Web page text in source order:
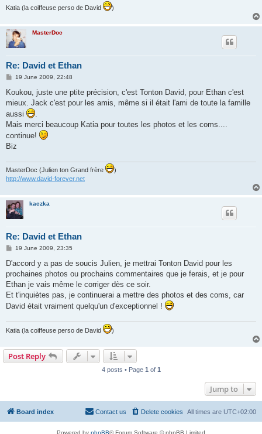
Katia (la coiffeuse perso de David )
MasterDoc
Re: David et Ethan
P
s
19 June 2009, 22:48
Koukou, juste une ptite précision, c'est Tonton David, pour Ethan c'est
mieux. Jack c'est pour les amis, même si il était l'ami de toute la famille
aussi
Mais merci beaucoup Katia pour toutes les photos et les coms....
continue!
Biz
MasterDoc (Julien ton Grand frère
)
http://www.david-forever.net
kaczka
Re: David et Ethan
P
s
19 June 2009, 23:35
D'accord y a pas de soucis Julien, je mettrai Tonton David pour les
prochaines photos ou prochains commentaires que je ferais, et je pour
Ethan je vais même le corriger dès ce soir.
Et t'inquiètes pas, je continuerai a mettre des photos et des coms, car
David était vraiment quelqu'un d'exceptionnel !
Katia (la coiffeuse perso de David )
Post Reply
4 posts • Page 1 of 1
Jump to
Board index All times are UTC+02:00
Delete cookies
Contact us
Powered by phpBB® Forum Software © phpBB Limited